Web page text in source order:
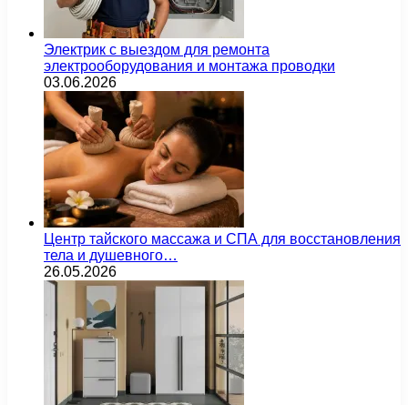
Электрик с выездом для ремонта
электрооборудования и монтажа проводки
03.06.2026
Центр тайского массажа и СПА для восстановления
тела и душевного…
26.05.2026